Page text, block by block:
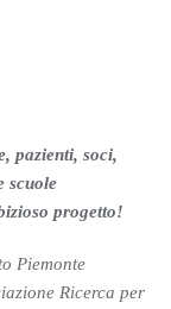
pazienti, soci,
scuole
progetto!
Piemonte
Ricerca per